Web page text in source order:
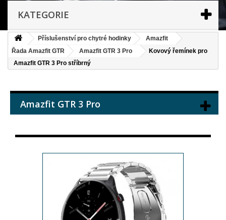
KATEGORIE
Příslušenství pro chytré hodinky
Amazfit
Řada Amazfit GTR
Amazfit GTR 3 Pro
Kovový řemínek pro
Amazfit GTR 3 Pro stříbrný
Amazfit GTR 3 Pro